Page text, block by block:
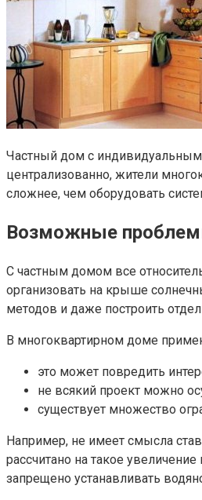
Частный дом с индивидуальным
централизованно, жители
сложнее, чем оборудовать
Возможные
С частным домом все
организовать на крыше
методов и даже построить
В многоквартирном доме
это может повредить
не всякий проект можно
существует множество
Например, не имеет смысла
рассчитано на такое
запрещено устанавливать